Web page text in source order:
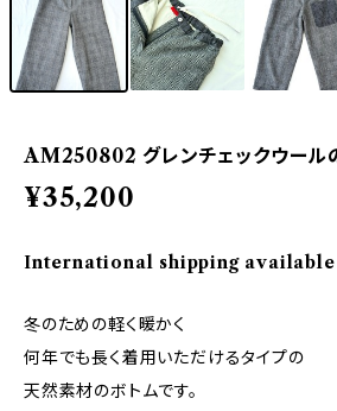
AM250802 グレンチェックウール
¥35,200
International shipping available
冬のための軽く暖かく
何年でも長く着用いただけるタイプの
天然素材のボトムです。